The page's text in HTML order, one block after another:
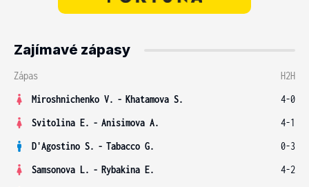
Zajímavé zápasy
Zápas
H2H
Miroshnichenko V. - Khatamova S.
4-0
Svitolina E. - Anisimova A.
4-1
D'Agostino S. - Tabacco G.
0-3
Samsonova L. - Rybakina E.
4-2